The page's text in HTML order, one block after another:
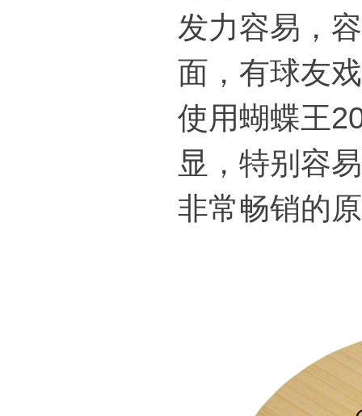
发力容易，
面，有球友
使用蝴蝶王
显，特别容
非常畅销的